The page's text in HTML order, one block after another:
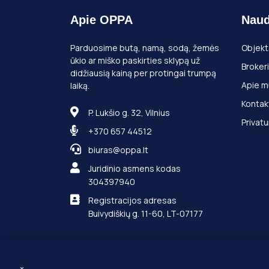
Apie OPPA
Parduosime butą, namą, sodą, žemės
ūkio ar miško paskirties sklypą už
didžiausią kainą per protingai trumpą
laiką.
P. Lukšio g. 32, Vilnius
+370 657 44512
biuras@oppa.lt
Juridinio asmens kodas
304397940
Registracijos adresas
Buivydiškių g. 11-60, LT-07177
Apie